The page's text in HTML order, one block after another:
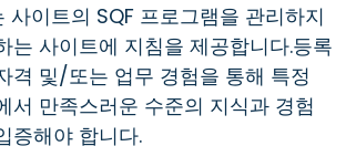
사이트의 SQF 프로그램을 관리하지
는 사이트에 지침을 제공합니다.등록
격 및/또는 업무 경험을 통해 특정
서 만족스러운 수준의 지식과 경험
증해야 합니다.